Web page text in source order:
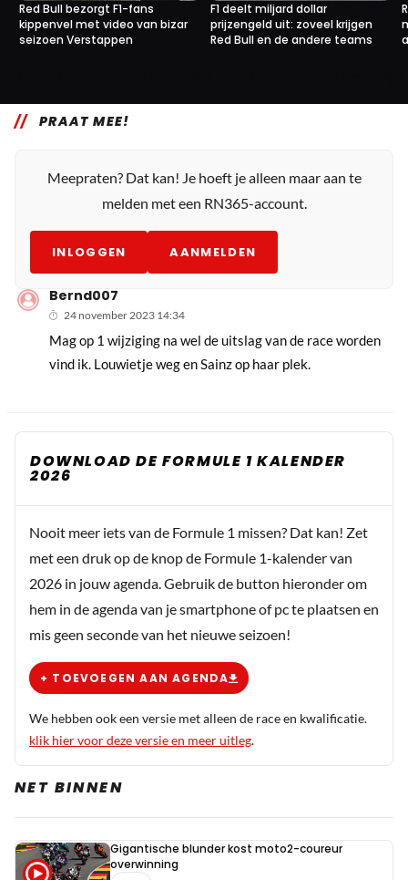
Red Bull bezorgt F1-fans
kippenvel met video van bizar
seizoen Verstappen
F1 deelt miljard dollar
prijzengeld uit: zoveel krijgen
Red Bull en de andere teams
PRAAT MEE!
Meepraten? Dat kan! Je hoeft je alleen maar aan te
melden met een RN365-account.
INLOGGEN AANMELDEN
Bernd007
24 november 2023 14:34
Mag op 1 wijziging na wel de uitslag van de race worden
vind ik. Louwietje weg en Sainz op haar plek.
DOWNLOAD DE FORMULE 1 KALENDER
2026
Nooit meer iets van de Formule 1 missen? Dat kan! Zet
met een druk op de knop de Formule 1-kalender van
2026 in jouw agenda. Gebruik de button hieronder om
hem in de agenda van je smartphone of pc te plaatsen en
mis geen seconde van het nieuwe seizoen!
+ TOEVOEGEN AAN AGENDA
We hebben ook een versie met alleen de race en kwalificatie.
klik hier voor deze versie en meer uitleg.
NET BINNEN
Gigantische blunder kost moto2-coureur
overwinning